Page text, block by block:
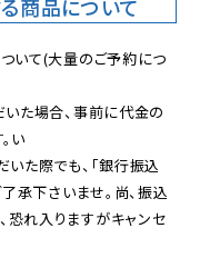
商品について
いて(大量のご予約につ
た場合、事前に代金の
い
いた際でも、「銀行振込
承下さいませ。尚、振込
れ入りますがキャンセ